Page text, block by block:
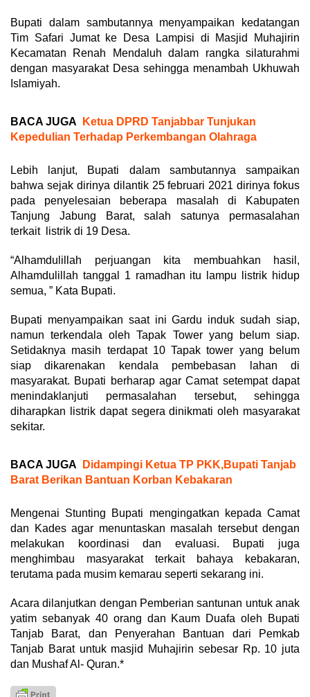
Bupati dalam sambutannya menyampaikan kedatangan
Tim Safari Jumat ke Desa Lampisi di Masjid Muhajirin
Kecamatan Renah Mendaluh dalam rangka silaturahmi
dengan masyarakat Desa sehingga menambah Ukhuwah
Islamiyah.
BACA JUGA
Ketua DPRD Tanjabbar Tunjukan
Kepedulian Terhadap Perkembangan Olahraga
Lebih lanjut, Bupati dalam sambutannya sampaikan
bahwa sejak dirinya dilantik 25 februari 2021 dirinya fokus
pada penyelesaian beberapa masalah di Kabupaten
Tanjung Jabung Barat, salah satunya permasalahan
terkait listrik di 19 Desa.
“Alhamdulillah perjuangan kita membuahkan hasil,
Alhamdulillah tanggal 1 ramadhan itu lampu listrik hidup
semua, ” Kata Bupati.
Bupati menyampaikan saat ini Gardu induk sudah siap,
namun terkendala oleh Tapak Tower yang belum siap.
Setidaknya masih terdapat 10 Tapak tower yang belum
siap dikarenakan kendala pembebasan lahan di
masyarakat. Bupati berharap agar Camat setempat dapat
menindaklanjuti permasalahan tersebut, sehingga
diharapkan listrik dapat segera dinikmati oleh masyarakat
sekitar.
BACA JUGA
Didampingi Ketua TP PKK,Bupati Tanjab
Barat Berikan Bantuan Korban Kebakaran
Mengenai Stunting Bupati mengingatkan kepada Camat
dan Kades agar menuntaskan masalah tersebut dengan
melakukan koordinasi dan evaluasi. Bupati juga
menghimbau masyarakat terkait bahaya kebakaran,
terutama pada musim kemarau seperti sekarang ini.
Acara dilanjutkan dengan Pemberian santunan untuk anak
yatim sebanyak 40 orang dan Kaum Duafa oleh Bupati
Tanjab Barat, dan Penyerahan Bantuan dari Pemkab
Tanjab Barat untuk masjid Muhajirin sebesar Rp. 10 juta
dan Mushaf Al- Quran.*